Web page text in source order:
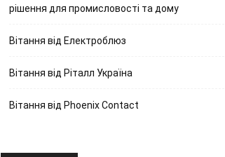
рішення для промисловості та дому
Вітання від Електроблюз
Вітання від Ріталл Україна
Вітання від Phoenix Contact